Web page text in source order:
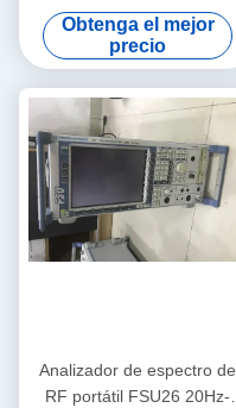
and Schwarz FSW67 con
rango de 2 Hz a 67 GHz y
bajo ruido de fase
Obtenga el mejor
precio
Analizador de espectro de
RF portátil FSU26 20Hz-